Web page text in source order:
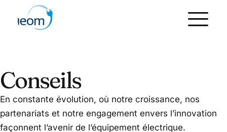
Conseils
En constante évolution, où notre croissance, nos
partenariats et notre engagement envers l’innovation
façonnent l’avenir de l’équipement électrique.